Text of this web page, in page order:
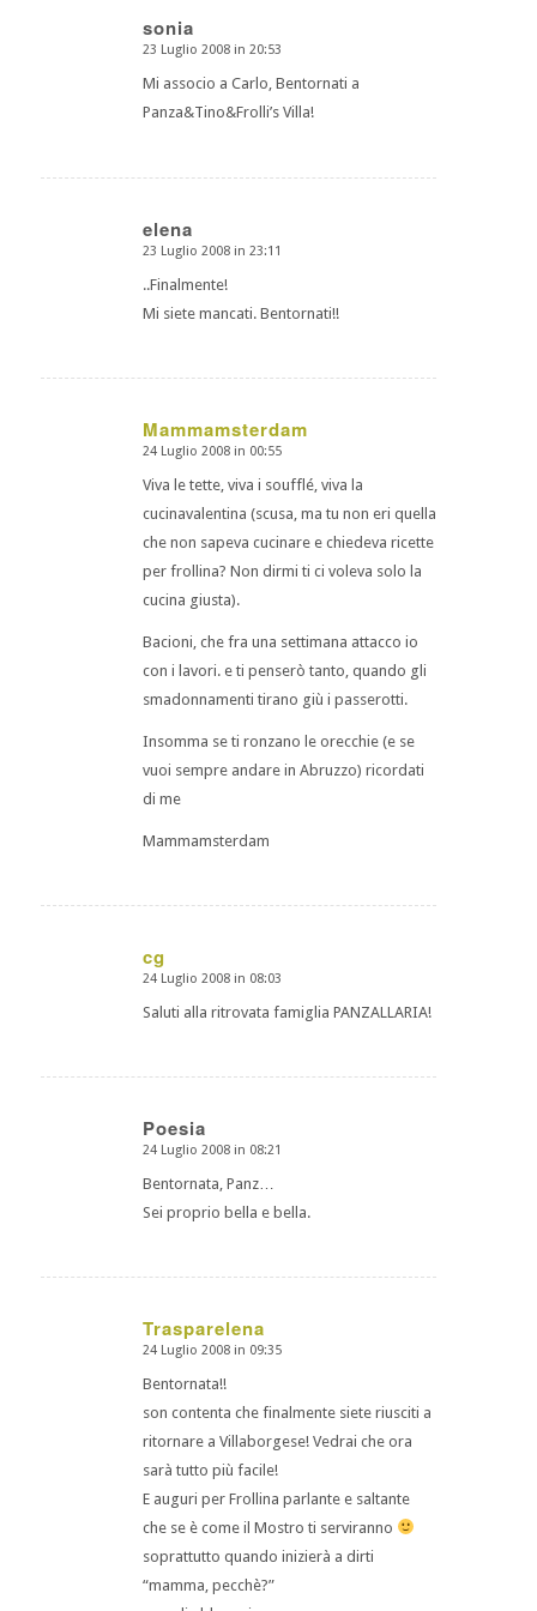
sonia
dice:
23 Luglio 2008 in 20:53
Mi associo a Carlo, Bentornati a
Panza&Tino&Frolli’s Villa!
elena
dice:
23 Luglio 2008 in 23:11
..Finalmente!
Mi siete mancati. Bentornati!!
Mammamsterdam
dice:
24 Luglio 2008 in 00:55
Viva le tette, viva i soufflé, viva la
cucinavalentina (scusa, ma tu non eri quella
che non sapeva cucinare e chiedeva ricette
per frollina? Non dirmi ti ci voleva solo la
cucina giusta).
Bacioni, che fra una settimana attacco io
con i lavori. e ti penserò tanto, quando gli
smadonnamenti tirano giù i passerotti.
Insomma se ti ronzano le orecchie (e se
vuoi sempre andare in Abruzzo) ricordati
di me
Mammamsterdam
cg
dice:
24 Luglio 2008 in 08:03
Saluti alla ritrovata famiglia PANZALLARIA!
Poesia
dice:
24 Luglio 2008 in 08:21
Bentornata, Panz…
Sei proprio bella e bella.
Trasparelena
dice:
24 Luglio 2008 in 09:35
Bentornata!!
son contenta che finalmente siete riusciti a
ritornare a Villaborgese! Vedrai che ora
sarà tutto più facile!
E auguri per Frollina parlante e saltante
che se è come il Mostro ti serviranno
soprattutto quando inizierà a dirti
“mamma, pecchè?”